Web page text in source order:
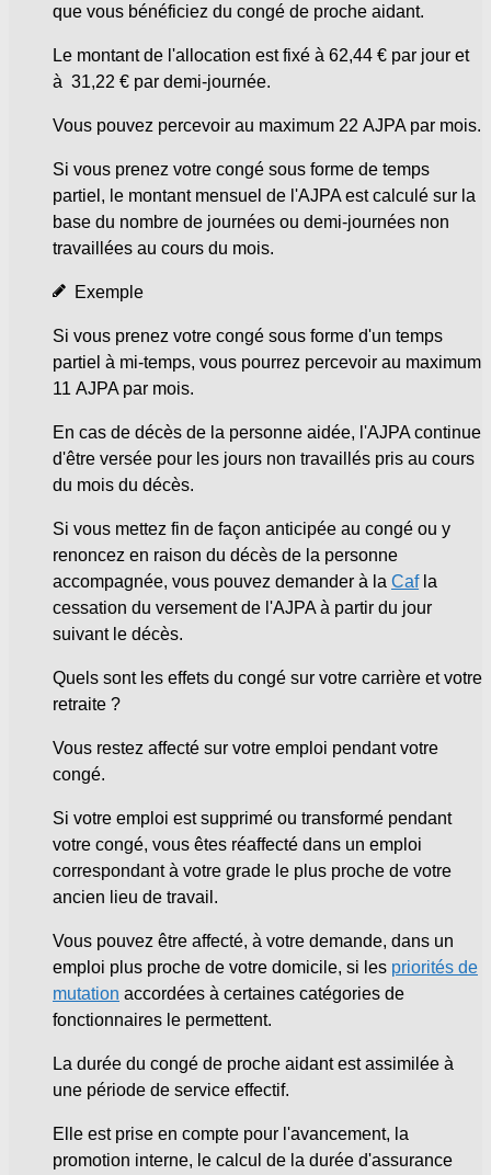
que vous bénéficiez du congé de proche aidant.
Le montant de l'allocation est fixé à 62,44 € par jour et
à 31,22 € par demi-journée.
Vous pouvez percevoir au maximum 22 AJPA par mois.
Si vous prenez votre congé sous forme de temps
partiel, le montant mensuel de l'AJPA est calculé sur la
base du nombre de journées ou demi-journées non
travaillées au cours du mois.
Exemple
Si vous prenez votre congé sous forme d'un temps
partiel à mi-temps, vous pourrez percevoir au maximum
11 AJPA par mois.
En cas de décès de la personne aidée, l'AJPA continue
d'être versée pour les jours non travaillés pris au cours
du mois du décès.
Si vous mettez fin de façon anticipée au congé ou y
renoncez en raison du décès de la personne
accompagnée, vous pouvez demander à la Cafla
cessation du versement de l'AJPA à partir du jour
suivant le décès.
Quels sont les effets du congé sur votre carrière et votre
retraite ?
Vous restez affecté sur votre emploi pendant votre
congé.
Si votre emploi est supprimé ou transformé pendant
votre congé, vous êtes réaffecté dans un emploi
correspondant à votre grade le plus proche de votre
ancien lieu de travail.
Vous pouvez être affecté, à votre demande, dans un
emploi plus proche de votre domicile, si les priorités de
mutation accordées à certaines catégories de
fonctionnaires le permettent.
La durée du congé de proche aidant est assimilée à
une période de service effectif.
Elle est prise en compte pour l'avancement, la
promotion interne, le calcul de la durée d'assurance